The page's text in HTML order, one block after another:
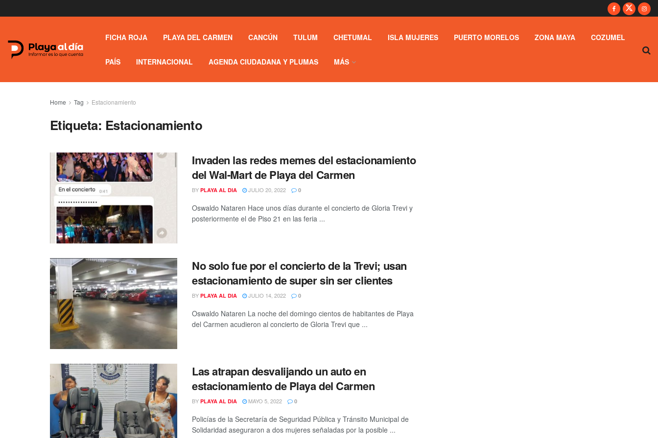
FICHA ROJA PLAYA DEL CARMEN CANCÚN TULUM CHETUMAL ISLA MUJERES PUERTO MORELOS ZONA MAYA COZUMEL
PAÍS INTERNACIONAL AGENDA CIUDADANA Y PLUMAS MÁS
Home Tag Estacionamiento
Etiqueta: Estacionamiento
Invaden las redes memes del estacionamiento
del Wal-Mart de Playa del Carmen
BY PLAYA AL DIA JULIO 20, 2022 0
Oswaldo Nataren Hace unos días durante el concierto de Gloria Trevi y
posteriormente el de Piso 21 en las feria ...
No solo fue por el concierto de la Trevi; usan
estacionamiento de super sin ser clientes
BY PLAYA AL DIA JULIO 14, 2022 0
Oswaldo Nataren La noche del domingo cientos de habitantes de Playa
del Carmen acudieron al concierto de Gloria Trevi que ...
Las atrapan desvalijando un auto en
estacionamiento de Playa del Carmen
BY PLAYA AL DIA MAYO 5, 2022 0
Policías de la Secretaría de Seguridad Pública y Tránsito Municipal de
Solidaridad aseguraron a dos mujeres señaladas por la posible ...